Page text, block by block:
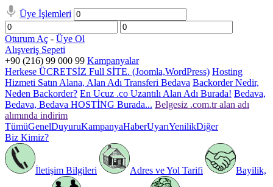
Üye İşlemleri
Oturum Aç - Üye Ol
Alışveriş Sepeti
+90 (216) 99 000 99 Kampanyalar
Herkese ÜCRETSİZ Full SİTE. (Joomla,WordPress) Hosting
Hizmeti Satın Alana, Alan Adı Transferi Bedava Backorder Nedir,
Neden Backorder? En Ucuz .co Uzantılı Alan Adı Burada! Bedava,
Bedava, Bedava HOSTİNG Burada... Belgesiz .com.tr alan adı
alımında indirim
TümüGenelDuyuruKampanyaHaberUyarıYenilikDiğer
Biz Kimiz?
İletişim Bilgileri Adres ve Yol Tarifi Bayilik,